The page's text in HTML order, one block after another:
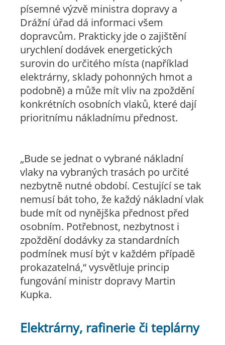
písemné výzvě ministra dopravy a
Drážní úřad dá informaci všem
dopravcům. Prakticky jde o zajištění
urychlení dodávek energetických
surovin do určitého místa (například
elektrárny, sklady pohonných hmot a
podobně) a může mít vliv na zpoždění
konkrétních osobních vlaků, které dají
prioritnímu nákladnímu přednost.
„Bude se jednat o vybrané nákladní
vlaky na vybraných trasách po určité
nezbytně nutné období. Cestující se tak
nemusí bát toho, že každý nákladní vlak
bude mít od nynějška přednost před
osobním. Potřebnost, nezbytnost i
zpoždění dodávky za standardních
podmínek musí být v každém případě
prokazatelná,“vysvětluje princip
fungování ministr dopravy Martin
Kupka.
Elektrárny, rafinerie či teplárny